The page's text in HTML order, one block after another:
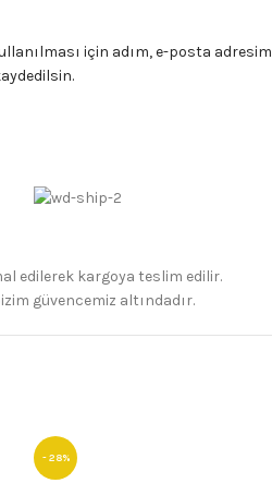
için adım, e-posta adresim
edilerek kargoya teslim edilir.
güvencemiz altındadır.
- 28%